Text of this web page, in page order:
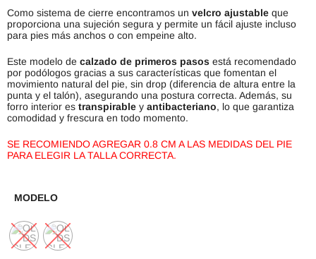
Como sistema de cierre encontramos un velcro ajustable que
proporciona una sujeción segura y permite un fácil ajuste incluso
para pies más anchos o con empeine alto.
Este modelo de calzado de primeros pasos está recomendado
por podólogos gracias a sus características que fomentan el
movimiento natural del pie, sin drop (diferencia de altura entre la
punta y el talón), asegurando una postura correcta. Además, su
forro interior es transpirable y antibacteriano, lo que garantiza
comodidad y frescura en todo momento.
SE RECOMIENDO AGREGAR 0.8 CM A LAS MEDIDAS DEL PIE
PARA ELEGIR LA TALLA CORRECTA.
MODELO